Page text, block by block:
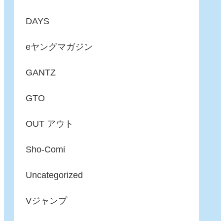
DAYS
eヤングマガジン
GANTZ
GTO
OUT アウト
Sho-Comi
Uncategorized
Vジャンプ